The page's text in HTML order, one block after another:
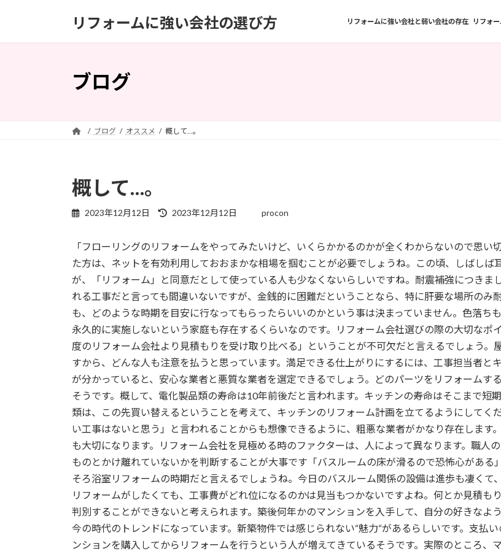
リフォームに強い会社の選び方 リフォームに強い会社と弱い会社の存在 リフォ
ブログ
ブログ オススメ 概して…。
概して…。
2023年12月12日
最
新
日
時
:
2023年12月12日 procon
「フローリングのリフォームをやってみたいけど、いくらかかるのかが全くわからないので思
た方は、ネットを有効利用しておおまかな相場を掴むことが必要でしょうね。この頃、しばし
が、「リフォーム」と同意だとして使っている人も少なくないらしいですね。耐震補強につき
れる工事だと言っても間違いないですが、金銭的に困難だということなら、特に肝要な場所のみ
も、どのような時期を目安に行なってもらったらいいのかという事は決まっていません。色落ち
永久的に実施しないという家庭も存在するくらいなのです。リフォーム会社選びの際の大切な
度のリフォーム会社より見積もりを受け取り比べる」ということが不可欠だと言えるでしょう
すから、どんな人も注意を払うと思っています。満足できる仕上がりにするには、工事担当者と
が分かっていると、安心な業者と悪質な業者を選定できるでしょう。どのパーツをリフォームす
そうです。概して、電化製品類の寿命は10年前後だと言われます。キッチンの寿命はそこまで短
類は、この先買い替えるということを考えて、キッチンのリフォーム計画を立てるようにしてく
い工事はないと思う」と言われることからも想像できるように、粗悪な業者がかなり存在します
も大切になります。リフォーム会社を見極める時のファクターは、人によって異なります。職人
ものとかけ離れていないかを判断することが大事です「バスルームの床が滑るので恐怖心があ
そろ浴室リフォームの時期だと言えるでしょうね。今日のバスルーム関係の設備は進歩も凄く
リフォームがしたくても、工事費がどれ位になるのかは見当もつかないですよね。何とか見積も
判別することができないと考えられます。築後何年かのマンションを入手して、自分の好きなよ
今の時代のトレンドになっています。新築物件では感じられない“魅力“があるらしいです。支払
ンションを購入してからリフォームを行うという人が増えてきているそうです。実際のところ